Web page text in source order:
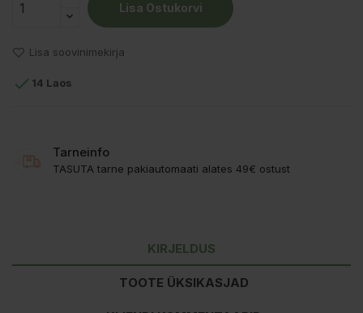
Lisa Ostukorvi
Lisa soovinimekirja
 14 Laos
Tarneinfo
TASUTA tarne pakiautomaati alates 49€ ostust
KIRJELDUS
TOOTE ÜKSIKASJAD